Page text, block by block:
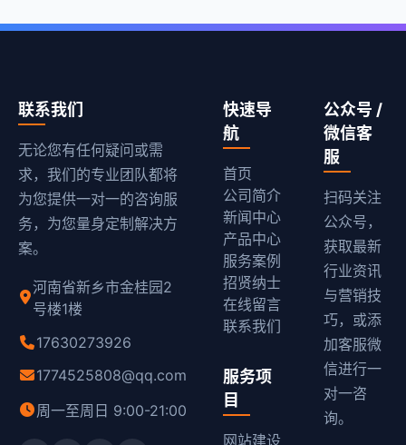
联系我们
无论您有任何疑问或需
求，我们的专业团队都将
为您提供一对一的咨询服
务，为您量身定制解决方
案。
河南省新乡市金桂园2
号楼1楼
17630273926
1774525808@qq.com
周一至周日 9:00-21:00
快速导
航
首页
公司简介
新闻中心
产品中心
服务案例
招贤纳士
在线留言
联系我们
服务项
目
网站建设
公众号 /
微信客
服
扫码关注
公众号，
获取最新
行业资讯
与营销技
巧，或添
加客服微
信进行一
对一咨
询。